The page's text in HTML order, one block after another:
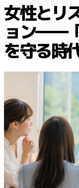
女性とリ
ョン――
を守る時